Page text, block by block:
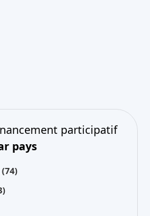
participatif
pays
(74)